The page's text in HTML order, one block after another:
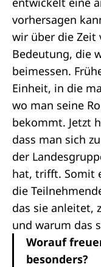
vorhersagen
wir über die Zeit
Bedeutung, die
beimessen.
Einheit, in die
wo man seine
bekommt. Jetzt
dass man sich
der
hat, trifft. Somit
die
das sie anleitet,
und warum das
Worauf
besonders?